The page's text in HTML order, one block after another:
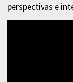
perspectivas e